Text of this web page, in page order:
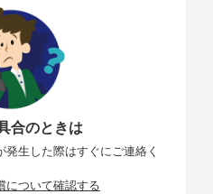
合のときは
生した際はすぐにご連絡く
について確認する